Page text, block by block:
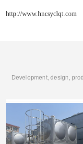
http://www.hncsyclqt.com
Development, design,